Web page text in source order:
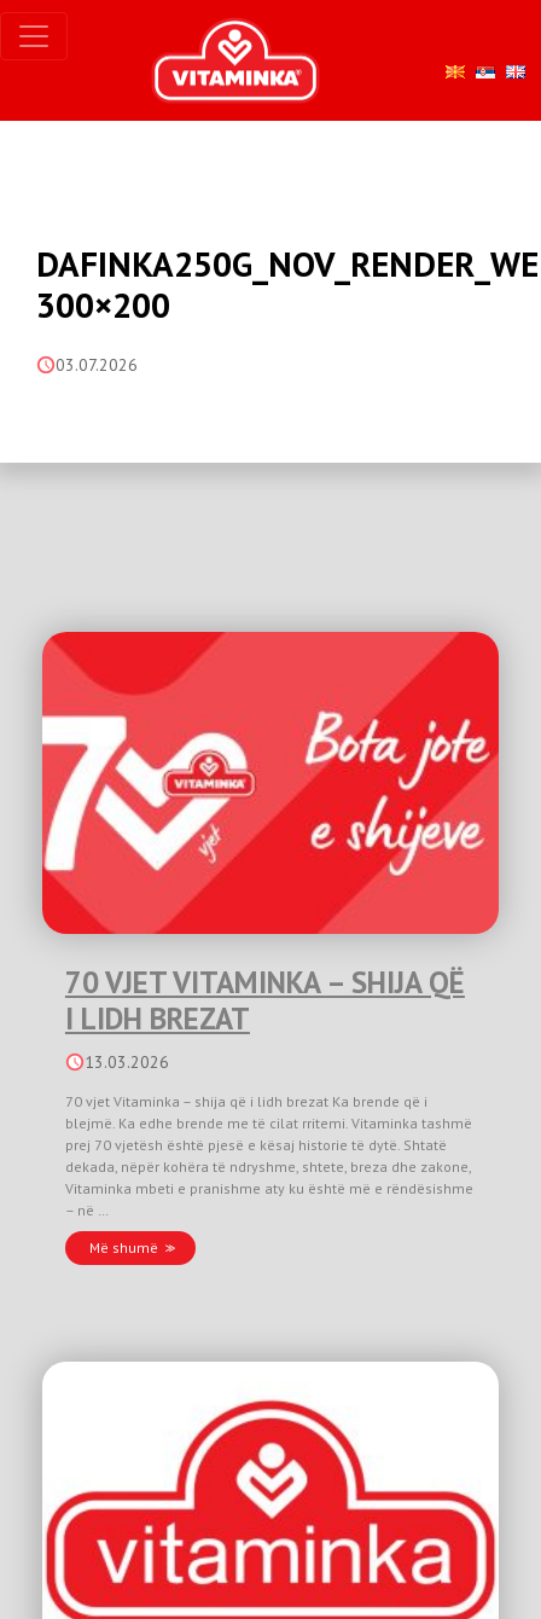
300×200
03.07.2026
70 VJET VITAMINKA – SHIJA QË
I LIDH BREZAT
13.03.2026
70 vjet Vitaminka – shija që i lidh brezat Ka brende që i
blejmë. Ka edhe brende me të cilat rritemi. Vitaminka tashmë
prej 70 vjetësh është pjesë e kësaj historie të dytë. Shtatë
dekada, nëpër kohëra të ndryshme, shtete, breza dhe zakone,
Vitaminka mbeti e pranishme aty ku është më e rëndësishme
– në …
Më shumë